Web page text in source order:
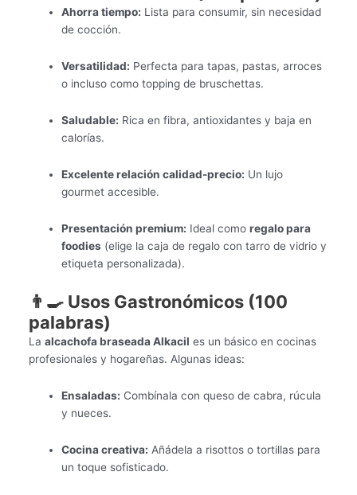
Ahorra tiempo: Lista para consumir, sin necesidad
de cocción.
Versatilidad: Perfecta para tapas, pastas, arroces
o incluso como topping de bruschettas.
Saludable: Rica en fibra, antioxidantes y baja en
calorías.
Excelente relación calidad-precio: Un lujo
gourmet accesible.
Presentación premium: Ideal como regalo para
foodies(elige la caja de regalo con tarro de vidrio y
etiqueta personalizada).
👨‍🍳 Usos Gastronómicos (100
palabras)
La alcachofa braseada Alkacil es un básico en cocinas
profesionales y hogareñas. Algunas ideas:
Ensaladas: Combínala con queso de cabra, rúcula
y nueces.
Cocina creativa: Añádela a risottos o tortillas para
un toque sofisticado.